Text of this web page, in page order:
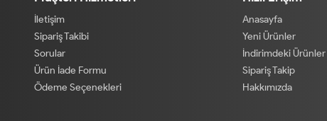
İletişim
Sipariş Takibi
Sorular
Ürün İade Formu
Ödeme Seçenekleri
Anasayfa
Yeni Ürünler
İndirimdeki Ürünler
Sipariş Takip
Hakkımızda